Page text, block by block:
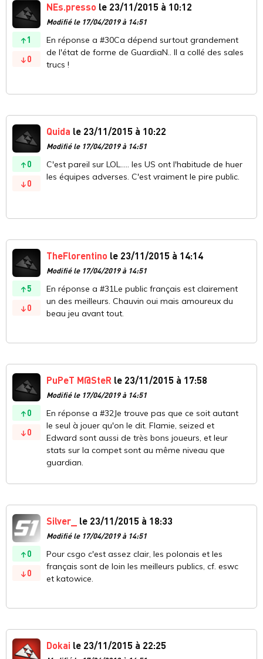
1
0
NEs.presso le 23/11/2015 à 10:12
Modifié le 17/04/2019 à 14:51
En réponse a #30Ca dépend surtout grandement
de l'état de forme de GuardiaN.. Il a collé des sales
trucs !
0
0
Quida le 23/11/2015 à 10:22
Modifié le 17/04/2019 à 14:51
C'est pareil sur LOL..... les US ont l'habitude de huer
les équipes adverses. C'est vraiment le pire public.
5
0
TheFlorentino le 23/11/2015 à 14:14
Modifié le 17/04/2019 à 14:51
En réponse a #31Le public français est clairement
un des meilleurs. Chauvin oui mais amoureux du
beau jeu avant tout.
0
0
PuPeT M@SteR le 23/11/2015 à 17:58
Modifié le 17/04/2019 à 14:51
En réponse a #32Je trouve pas que ce soit autant
le seul à jouer qu'on le dit. Flamie, seized et
Edward sont aussi de très bons joueurs, et leur
stats sur la compet sont au même niveau que
guardian.
0
0
Silver_ le 23/11/2015 à 18:33
Modifié le 17/04/2019 à 14:51
Pour csgo c'est assez clair, les polonais et les
français sont de loin les meilleurs publics, cf. eswc
et katowice.
Dokai le 23/11/2015 à 22:25